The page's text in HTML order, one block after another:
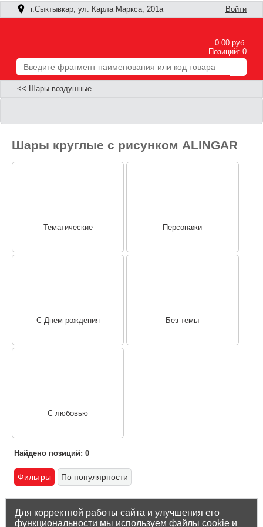
г.Сыктывкар, ул. Карла Маркса, 201а Войти
0.00 руб.
Позиций: 0
<< Шары воздушные
Шары круглые с рисунком ALINGAR
Тематические Персонажи
С Днем рождения Без темы
С любовью
Найдено позиций: 0
Фильтры По популярности
Для корректной работы сайта и улучшения его
функциональности мы используем файлы cookie и